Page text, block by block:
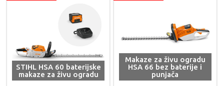
STIHL HSA 60 baterijske
makaze za živu ogradu
Makaze za živu ogradu
HSA 66 bez baterije i
punjača